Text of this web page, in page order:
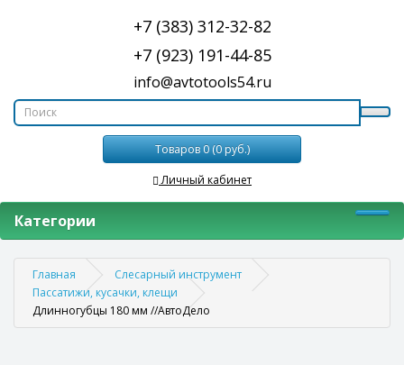
+7 (383) 312-32-82
+7 (923) 191-44-85
info@avtotools54.ru
Товаров 0 (0 руб.)
Личный кабинет
Категории
Главная
Слесарный инструмент
Пассатижи, кусачки, клещи
Длинногубцы 180 мм //АвтоДело